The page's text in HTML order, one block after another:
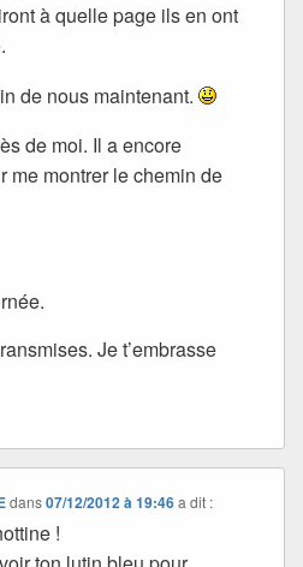
à quelle page ils en ont
de nous maintenant.
de moi. Il a encore
me montrer le chemin de
Je t’embrasse
dans07/12/2012 à 19:46 a dit :
!